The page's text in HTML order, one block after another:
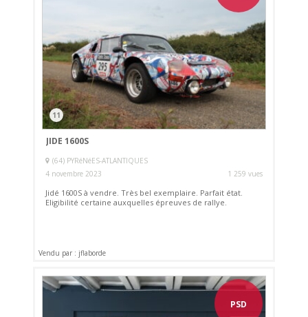
11
JIDE 1600S
(64) PYRéNéES-ATLANTIQUES
4 novembre 2023
1 259 vues
Jidé 1600S à vendre. Très bel exemplaire. Parfait état.
Eligibilité certaine auxquelles épreuves de rallye.
Vendu par : jflaborde
PSD